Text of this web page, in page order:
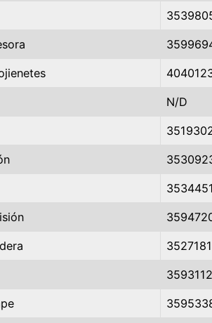
N/D
3534451
3527181
3593112